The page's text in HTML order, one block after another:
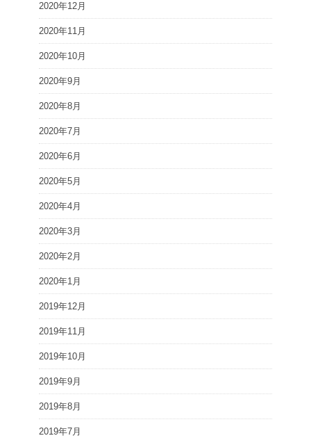
2020年12月
2020年11月
2020年10月
2020年9月
2020年8月
2020年7月
2020年6月
2020年5月
2020年4月
2020年3月
2020年2月
2020年1月
2019年12月
2019年11月
2019年10月
2019年9月
2019年8月
2019年7月